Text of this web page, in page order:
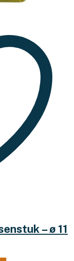
– ø 11